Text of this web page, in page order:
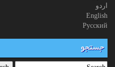
اردو
English
Русский
جستجو